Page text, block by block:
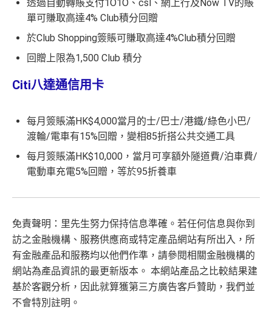
透過自動轉賬支付1O1O、csl、網上行及Now TV的賬
單可賺取高達4% Club積分回贈
於Club Shopping簽賬可賺取高達4%Club積分回贈
回贈上限為1,500 Club 積分
Citi八達通信用卡
每月簽賬滿HK$4,000當月的士/巴士/港鐵/綠色小巴/
渡輪/電車有15%回贈，變相85折搭公共交通工具
每月簽賬滿HK$10,000，當月可享額外隧道費/泊車費/
電動車充電5%回贈，等於95折養車
免責聲明：里先生努力保持信息準確。 若任何信息與你到
訪之金融機構、 服務供應商或特定產品網站有所出入， 所
有金融產品和服務均以他們作準， 請參閱相關金融機構的
網站為產品資訊的最更新版本。 本網站產品之比較結果建
基於客觀分析， 因此就算獲第三方廣告客戶贊助，我們並
不會特別註明。